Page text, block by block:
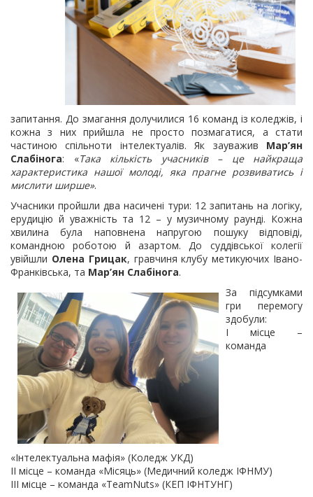
запитання. До змагання долучилися 16 команд із коледжів, і
кожна з них прийшла не просто позмагатися, а стати
частиною спільноти інтелектуалів. Як зауважив Мар’ян
Слабінога: «Така кількість учасників – це найкраща
характеристика нашої молоді, яка прагне розвиватись і
мислити ширше».
Учасники пройшли два насичені тури: 12 запитань на логіку,
ерудицію й уважність та 12 – у музичному раунді. Кожна
хвилина була наповнена напругою пошуку відповіді,
командною роботою й азартом. До суддівської колегії
увійшли Олена Грицак, гравчиня клубу метикуючих Івано-
Франківська, та Мар’ян Слабінога.
За підсумками
гри перемогу
здобули:
І місце –
команда
«Інтелектуальна мафія» (Коледж УКД)
ІІ місце – команда «Місяць» (Медичний коледж ІФНМУ)
ІІІ місце – команда «TeamNuts» (КЕП ІФНТУНГ)